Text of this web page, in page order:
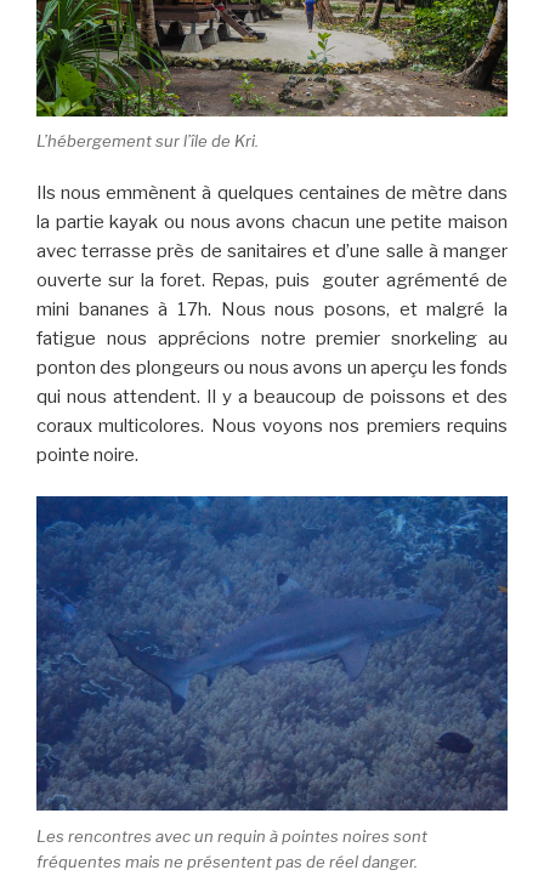
L’hébergement sur l’île de Kri.
Ils nous emmènent à quelques centaines de mètre dans
la partie kayak ou nous avons chacun une petite maison
avec terrasse près de sanitaires et d’une salle à manger
ouverte sur la foret. Repas, puis gouter agrémenté de
mini bananes à 17h. Nous nous posons, et malgré la
fatigue nous apprécions notre premier snorkeling au
ponton des plongeurs ou nous avons un aperçu les fonds
qui nous attendent. Il y a beaucoup de poissons et des
coraux multicolores. Nous voyons nos premiers requins
pointe noire.
Les rencontres avec un requin à pointes noires sont
fréquentes mais ne présentent pas de réel danger.